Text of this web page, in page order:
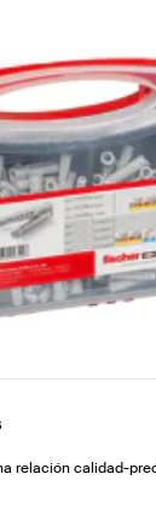
relación calidad-